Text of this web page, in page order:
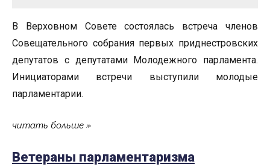
В Верховном Совете состоялась встреча членов
Совещательного собрания первых приднестровских
депутатов с депутатами Молодежного парламента.
Инициаторами встречи выступили молодые
парламентарии.
читать больше
Ветераны парламентаризма